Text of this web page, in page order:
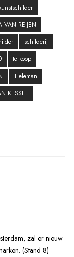
kunstschilder
VAN REIJEN
schilderij
te koop
Tieleman
KESSEL
zal er nieuw
(Stand 8)